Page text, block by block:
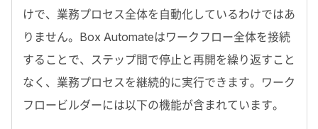
けで、業務プロセス全体を自動化しているわけではあ
りません。 Box Automateはワークフロー全体を接続
することで、ステップ間で停止と再開を繰り返すこと
なく、業務プロセスを継続的に実行できます。ワーク
フロービルダーには以下の機能が含まれています。